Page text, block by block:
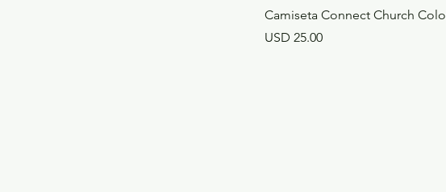
Camiseta Connect Church
Precio
USD 25.00